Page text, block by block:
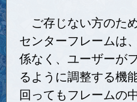
ご存じない方のた
センターフレームは
係なく、ユーザーが
るように調整する機
回ってもフレームの